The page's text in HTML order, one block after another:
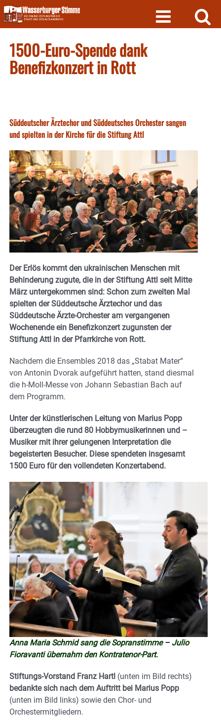
Skip
to
content
1500-Euro-Spende dank
Benefizkonzert in Rott
Süddeutscher Ärztechor und Süddeutsches Orchester sangen
und spielten in der Kirche für die Stiftung Attl
Der Erlös kommt den ukrainischen Menschen mit
Behinderung zugute, die in der Stiftung Attl seit Mitte
März untergekommen sind: Schon zum zweiten Mal
spielten der Süddeutsche Ärztechor und das
Süddeutsche Ärzte-Orchester am vergangenen
Wochenende ein Benefizkonzert zugunsten der
Stiftung Attl in der Pfarrkirche von Rott.
Nachdem die Ensembles 2018 das „Stabat Mater“
von Antonin Dvorak aufgeführt hatten, stand diesmal
die h-Moll-Messe von Johann Sebastian Bach auf
dem Programm.
Unter der künstlerischen Leitung von Marius Popp
überzeugten die rund 80 Hobbymusikerinnen und –
Musiker mit ihrer gelungenen Interpretation die
begeisterten Besucher. Diese spendeten insgesamt
1500 Euro für den vollendeten Konzertabend.
Anna Maria Schmid sang die Sopranstimme – Julio
Fioravanti übernahm den Kontratenor-Part.
Stiftungs-Vorstand Franz Hartl (unten im Bild rechts)
bedankte sich nach dem Auftritt bei Marius Popp
(unten im Bild links) sowie den Chor- und
Orchestermitgliedern.